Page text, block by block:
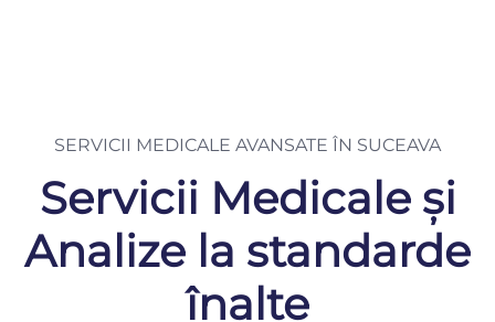
SERVICII MEDICALE AVANSATE ÎN SUCEAVA
Servicii Medicale și
Analize la standarde
înalte